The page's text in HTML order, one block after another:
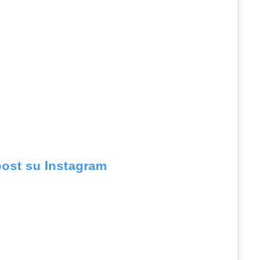
su Instagram